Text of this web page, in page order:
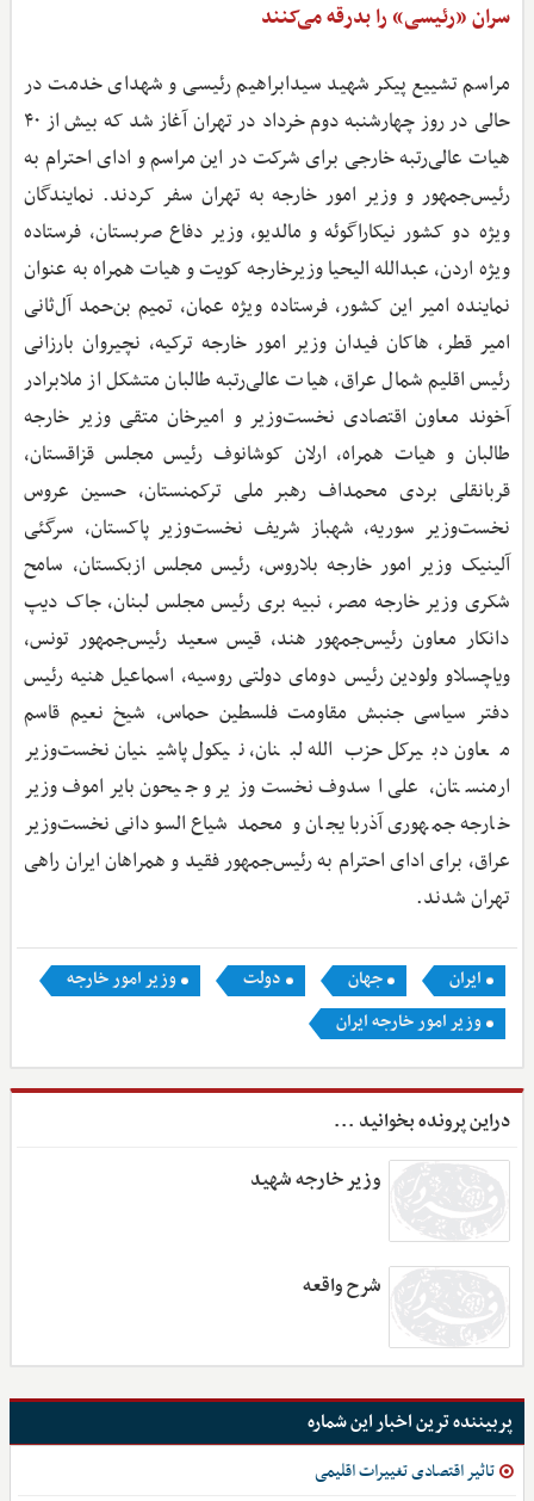
سران «رئیسی» را بدرقه می‌کنند
مراسم تشییع پیکر شهید سیدابراهیم رئیسی و شهدای خدمت در
حالی در روز چهارشنبه دوم خرداد در تهران آغاز شد که بیش از ۴۰
هیات عالی‌رتبه خارجی برای شرکت در این مراسم و ادای احترام به
رئیس‌جمهور و وزیر امور خارجه به تهران سفر کردند. نمایندگان
ویژه دو کشور نیکاراگوئه و مالدیو، وزیر دفاع صربستان، فرستاده
ویژه اردن، عبدالله الیحیا وزیرخارجه کویت و هیات همراه به عنوان
نماینده امیر این کشور، فرستاده ویژه عمان، تمیم بن‌حمد آل‌ثانی
امیر قطر، هاکان فیدان وزیر امور خارجه ترکیه، نچیروان بارزانی
رئیس اقلیم شمال عراق، هیات عالی‌رتبه طالبان متشکل از ملابرادر
آخوند معاون اقتصادی نخست‌وزیر و امیرخان متقی وزیر خارجه
طالبان و هیات همراه، ارلان کوشانوف رئیس مجلس قزاقستان،
قربانقلی بردی محمداف رهبر ملی ترکمنستان، حسین عروس
نخست‌وزیر سوریه، شهباز شریف نخست‌وزیر پاکستان، سرگئی
آلینیک وزیر امور خارجه بلاروس، رئیس مجلس ازبکستان، سامح
شکری وزیر خارجه مصر، نبیه بری رئیس مجلس لبنان، جاک دیپ
دانکار معاون رئیس‌جمهور هند، قیس سعید رئیس‌جمهور تونس،
ویاچسلاو ولودین رئیس دومای دولتی روسیه، اسماعیل هنیه رئیس
دفتر سیاسی جنبش مقاومت فلسطین حماس، شیخ نعیم قاسم
معاون دبیرکل حزب‌الله لبنان، نیکول پاشینیان نخست‌وزیر
ارمنستان، علی اسدوف نخست‌وزیر و جیحون بایراموف وزیر
خارجه جمهوری آذربایجان و محمد شیاع السودانی نخست‌وزیر
عراق، برای ادای احترام به رئیس‌جمهور فقید و همراهان ایران راهی
تهران شدند.
ایران جهان دولت
وزیر امور خارجه
وزیر امور خارجه ایران
دراین پرونده بخوانید ...
وزیر خارجه شهید
شرح واقعه
پربیننده ترین اخبار این شماره
تاثیر اقتصادی تغییرات اقلیمی